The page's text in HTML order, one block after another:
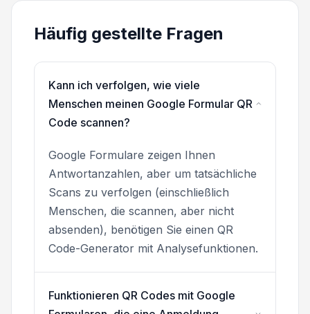
Häufig gestellte Fragen
Kann ich verfolgen, wie viele
Menschen meinen Google Formular QR
Code scannen?
Google Formulare zeigen Ihnen
Antwortanzahlen, aber um tatsächliche
Scans zu verfolgen (einschließlich
Menschen, die scannen, aber nicht
absenden), benötigen Sie einen QR
Code-Generator mit Analysefunktionen.
Funktionieren QR Codes mit Google